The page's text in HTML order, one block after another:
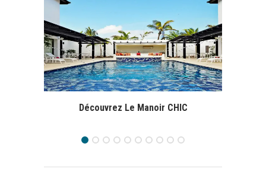
Découvrez Le Manoir CHIC